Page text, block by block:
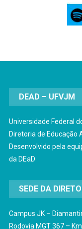
DEAD – UFVJM
Universidade Federal
Diretoria de Educação
Desenvolvido pela
da DEaD
SEDE DA
Campus JK –
Rodovia MGT 367 –